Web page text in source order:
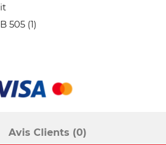
Avis Clients (0)
505 (1)